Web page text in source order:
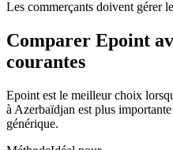
Les commerçants doivent gérer
Comparer Epoint
courantes
Epoint est le meilleur choix
à Azerbaïdjan est plus
générique.